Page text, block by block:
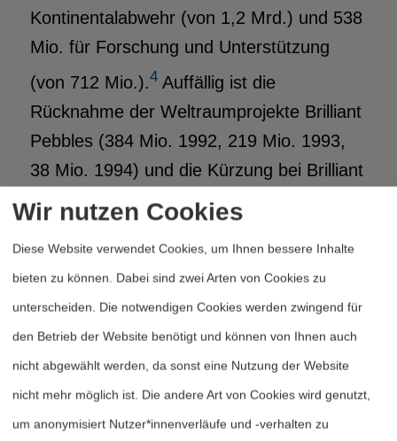
Kontinentalabwehr (von 1,2 Mrd.) und 538
Mio. für Forschung und Unterstützung
(von 712 Mio.).4Auffällig ist die
Rücknahme der Weltraumprojekte Brilliant
Pebbles (384 Mio. 1992, 219 Mio. 1993,
38 Mio. 1994) und die Kürzung bei Brilliant
Eyes (74 Mio. 1992, 294 Mio. 1993, 140
sollen hier beispielhaft erwähnt werden:
die zunehmenden TMD-Aktivitäten der
Navy (etwa durch die geplante Nutzung
des Aegis-Kreuzers) und die Vorschläge,
Flugzeuge als Startrampen von
Abwehrflugkörpern zu benutzen
(insbesondere das RAPTOR/TALON-
Wir nutzen Cookies
Diese Website verwendet Cookies, um Ihnen bessere Inhalte
bieten zu können. Dabei sind zwei Arten von Cookies zu
unterscheiden. Die notwendigen Cookies werden zwingend für
den Betrieb der Website benötigt und können von Ihnen auch
nicht abgewählt werden, da sonst eine Nutzung der Website
nicht mehr möglich ist. Die andere Art von Cookies wird genutzt,
um anonymisiert Nutzer*innenverläufe und -verhalten zu